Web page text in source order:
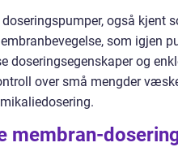
også kjent
som igjen
doseringsegenskaper og
over små mengder
membran-